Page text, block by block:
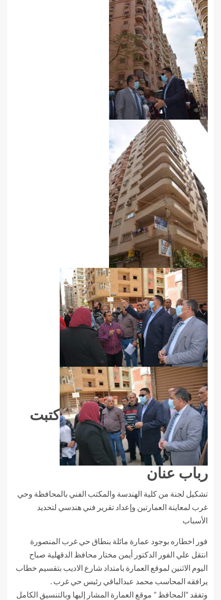
كتبت
رباب عنان
تشكيل لجنة من كلية الهندسة والمكتب الفني بالمحافظة وحي
غرب لمعاينة العمارتين وإعداد تقرير فني هندسي لتحديد
الأسباب
فور اخطاره بوجود عمارة مائلة بنطاق حي غرب المنصورة
انتقل علي الفور الدكتور أيمن مختار محافظ الدقهلية صباح
اليوم الاثنين لموقع العمارة بامتداد شارع الاديب بتقسيم خطاب
يرافقه المحاسب محمد عبدالباقي رئيس حي غرب .
وتفقد “المحافظ ” موقع العمارة المشار إليها وبالتنسيق الكامل